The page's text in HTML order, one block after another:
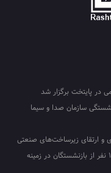
در پایتخت برگزار شد
سازمان صدا و سیما
و ارتقای زیرساخت‌های صنعتی
پاسخگوئی به سوالات و رفع ابهامات بیش از ۱۵۰۰۰ نفر از بازنشستگان در زمینه